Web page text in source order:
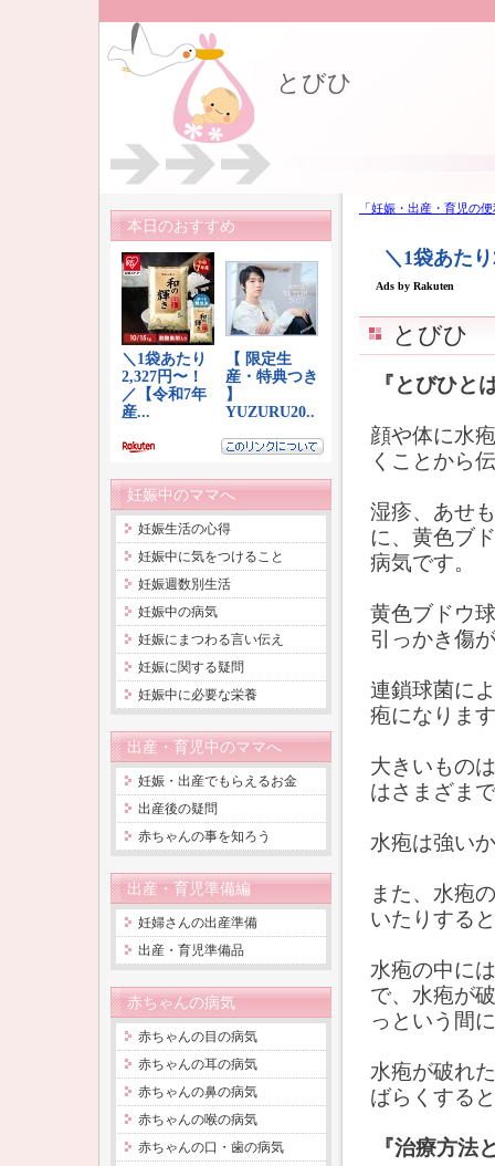
とびひ
「妊娠・出産・育児の
とびひ
『とびひと
顔や体に水
くことから
湿疹、あせ
に、黄色ブ
病気です。
黄色ブドウ
引っかき傷
連鎖球菌に
疱になりま
大きいもの
はさまざま
水疱は強い
また、水疱
いたりする
水疱の中に
で、水疱が
っという間
水疱が破れ
ばらくする
『治療方法
本日のおすすめ
妊娠中のママへ
妊娠生活の心得
妊娠中に気をつけること
妊娠週数別生活
妊娠中の病気
妊娠にまつわる言い伝え
妊娠に関する疑問
妊娠中に必要な栄養
出産・育児中のママへ
妊娠・出産でもらえるお金
出産後の疑問
赤ちゃんの事を知ろう
出産・育児準備編
妊婦さんの出産準備
出産・育児準備品
赤ちゃんの病気
赤ちゃんの目の病気
赤ちゃんの耳の病気
赤ちゃんの鼻の病気
赤ちゃんの喉の病気
赤ちゃんの口・歯の病気